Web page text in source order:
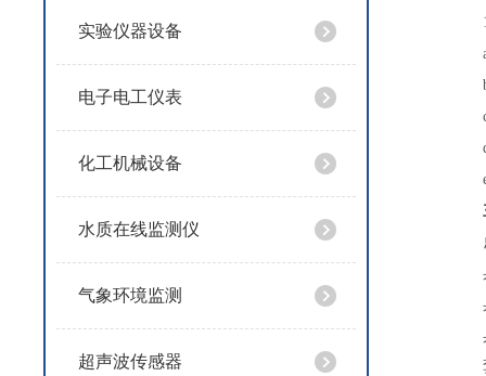
实验仪器设备
电子电工仪表
化工机械设备
水质在线监测仪
气象环境监测
超声波传感器